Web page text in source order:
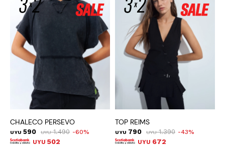
CHALECO PERSEVO
UYU 590 UYU 1.490 60
UYU 502
TOP REIMS
UYU 790 UYU 1.390 43
UYU 672